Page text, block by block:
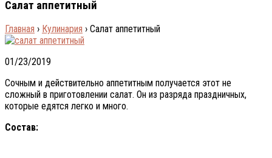
Салат аппетитный
Главная › Кулинария › Салат аппетитный
01/23/2019
Сочным и действительно аппетитным получается этот не
сложный в приготовлении салат. Он из разряда праздничных,
которые едятся легко и много.
Состав: